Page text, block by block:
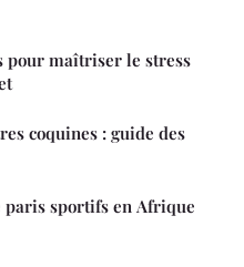
pour maîtriser le stress
coquines : guide des
sportifs en Afrique